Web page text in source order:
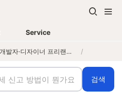
Service
개발자·디자이너 프리랜서를 위한 세무 가이드 /
검색